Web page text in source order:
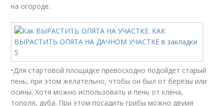
на огороде.
•Для стартовой площадке превосходно подойдёт старый
пень, при этом желательно, чтобы он был от берёзы или
осины. Хотя можно использовать и пень от клёна,
тополя, дуба. При этом посадить грибы можно двумя